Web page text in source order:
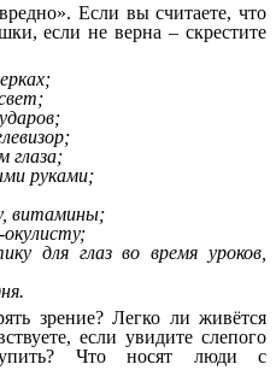
Если вы считаете, что
если не верна – скрестите
глаза;
руками;
витамины;
для глаз во время уроков,
зрение? Легко ли живётся
если увидите слепого
Что носят люди с